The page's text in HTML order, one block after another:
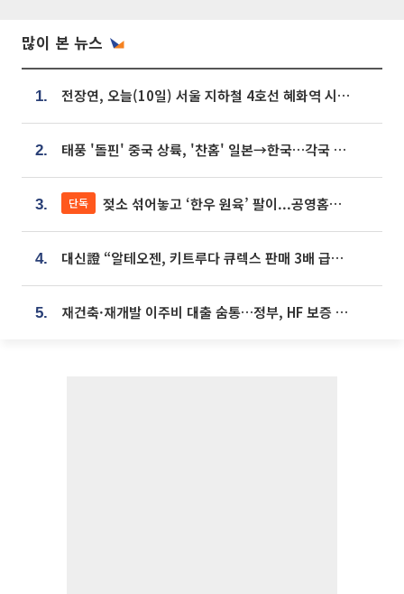
많이 본 뉴스
1. 전장연, 오늘(10일) 서울 지하철 4호선 혜화역 시위…1호선 용산역 무정차
2. 태풍 '돌핀' 중국 상륙, '찬홈' 일본→한국…각국 기상청 예상 경로는?
3. 단독 젖소 섞어놓고 ‘한우 원육’ 팔이...공영홈쇼핑 표기·검증 구멍
4. 대신證 “알테오젠, 키트루다 큐렉스 판매 3배 급증…목표가 41만원 상향”
5. 재건축·재개발 이주비 대출 숨통…정부, HF 보증 신설 추진